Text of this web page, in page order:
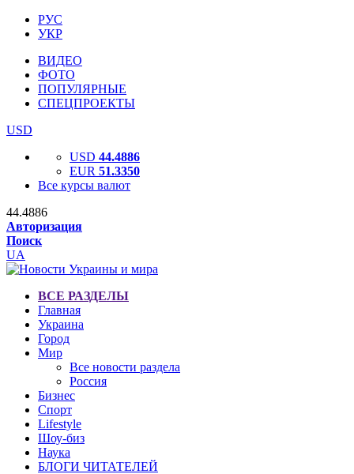
РУС
УКР
ВИДЕО
ФОТО
ПОПУЛЯРНЫЕ
СПЕЦПРОЕКТЫ
USD
USD 44.4886
EUR 51.3350
Все курсы валют
44.4886
Авторизация
Поиск
UA
ВСЕ РАЗДЕЛЫ
Главная
Украина
Город
Мир
Все новости раздела
Россия
Бизнес
Спорт
Lifestyle
Шоу-биз
Наука
БЛОГИ ЧИТАТЕЛЕЙ